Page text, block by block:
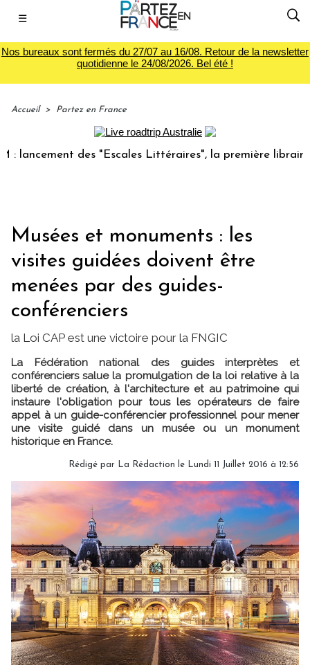
☰
Nos bureaux sont fermés du 27/07 au 16/08. Retour de la newsletter
quotidienne le 24/08/2026. Bel été !
Accueil > Partez en France
des "Escales Littéraires", la première librairie du
Musées et monuments : les
visites guidées doivent être
menées par des guides-
conférenciers
la Loi CAP est une victoire pour la FNGIC
La Fédération national des guides interprètes et
conférenciers salue la promulgation de la loi relative à la
liberté de création, à l'architecture et au patrimoine qui
instaure l'obligation pour tous les opérateurs de faire
appel à un guide-conférencier professionnel pour mener
une visite guidé dans un musée ou un monument
historique en France.
Rédigé par La Rédaction le Lundi 11 Juillet 2016 à 12:56